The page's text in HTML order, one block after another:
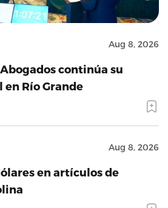
Aug 8, 2026
continúa su
Río Grande
Aug 8, 2026
en artículos de